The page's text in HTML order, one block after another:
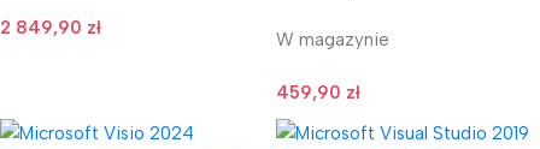
2 849,90 zł
W magazynie
459,90 zł